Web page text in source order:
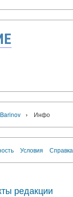
› Инфо
Условия Справка
редакции